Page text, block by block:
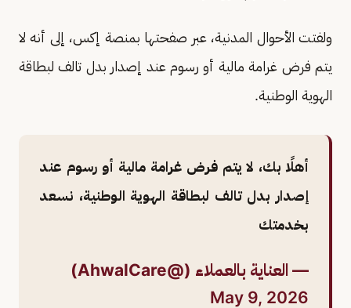
ولفتت الأحوال المدنية، عبر صفحتها بمنصة إكس، إلى أنه لا
يتم فرض غرامة مالية أو رسوم عند إصدار بدل تالف لبطاقة
الهوية الوطنية.
أهلًا بك، لا يتم فرض غرامة مالية أو رسوم عند
إصدار بدل تالف لبطاقة الهوية الوطنية، نسعد
بخدمتك
— العناية بالعملاء (@AhwalCare)
May 9, 2026